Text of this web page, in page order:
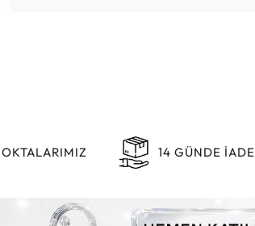
14 GÜNDE İADE